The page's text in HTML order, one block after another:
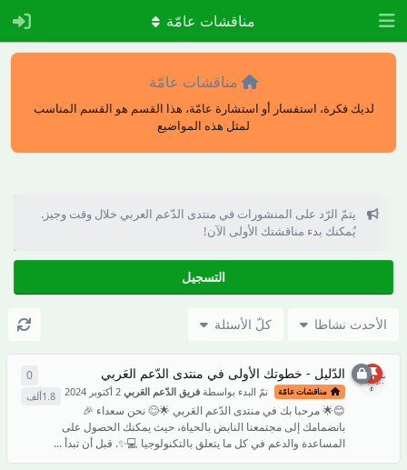
مناقشات عامّة
لديك فكرة، استفسار أو استشارة عامّة، هذا القسم هو القسم المناسب
لمثل هذه المواضيع
يتمّ الرّد على المنشورات في منتدى الدّعم العربي خلال وقت وجيز.
يُمكنك بدء مناقشتك الأولى الآن!
التسجيل
مناقشات عامّة
الأحدث نشاطا كلّ الأسئلة
الدّليل - خطوتك الأولى في منتدى الدّعم العَربي
مناقشات عامّة تمّ البدء بواسطةفريق الدّعم العَربي 2 أكتوبر 2024 1.8ألف
😊🌟 مرحبا بك في منتدى الدّعم العَربي 🌟😊 نحن سعداء 🎉
بانضمامك إلى مجتمعنا النابض بالحياة، حيث يمكنك الحصول على
المساعدة والدعم في كل ما يتعلق بالتكنولوجيا 💻✨. قبل أن تبدأ ...
0